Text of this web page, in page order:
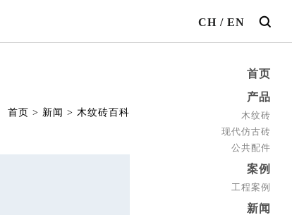
CH /EN
首页
产品
木纹砖
现代仿古砖
公共配件
案例
工程案例
新闻
首页 > 新闻 > 木纹砖百科